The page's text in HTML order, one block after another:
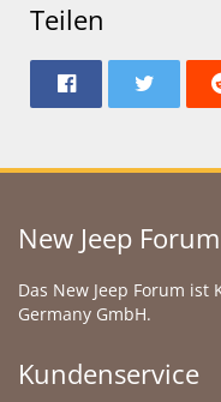
Teilen
New Jeep Forum
Das New Jeep Forum ist
Germany GmbH.
Kundenservice